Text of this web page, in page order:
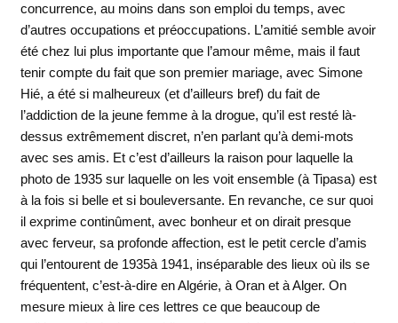
concurrence, au moins dans son emploi du temps, avec
d’autres occupations et préoccupations. L’amitié semble avoir
été chez lui plus importante que l’amour même, mais il faut
tenir compte du fait que son premier mariage, avec Simone
Hié, a été si malheureux (et d’ailleurs bref) du fait de
l’addiction de la jeune femme à la drogue, qu’il est resté là-
dessus extrêmement discret, n’en parlant qu’à demi-mots
avec ses amis. Et c’est d’ailleurs la raison pour laquelle la
photo de 1935 sur laquelle on les voit ensemble (à Tipasa) est
à la fois si belle et si bouleversante. En revanche, ce sur quoi
il exprime continûment, avec bonheur et on dirait presque
avec ferveur, sa profonde affection, est le petit cercle d’amis
qui l’entourent de 1935à 1941, inséparable des lieux où ils se
fréquentent, c’est-à-dire en Algérie, à Oran et à Alger. On
mesure mieux à lire ces lettres ce que beaucoup de